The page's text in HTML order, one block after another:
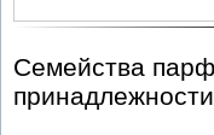
Семейства